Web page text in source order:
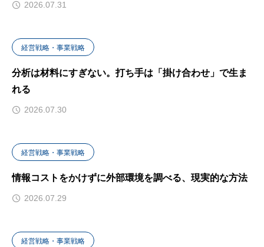
2026.07.31
経営戦略・事業戦略
分析は材料にすぎない。打ち手は「掛け合わせ」で生ま
れる
2026.07.30
経営戦略・事業戦略
情報コストをかけずに外部環境を調べる、現実的な方法
2026.07.29
経営戦略・事業戦略